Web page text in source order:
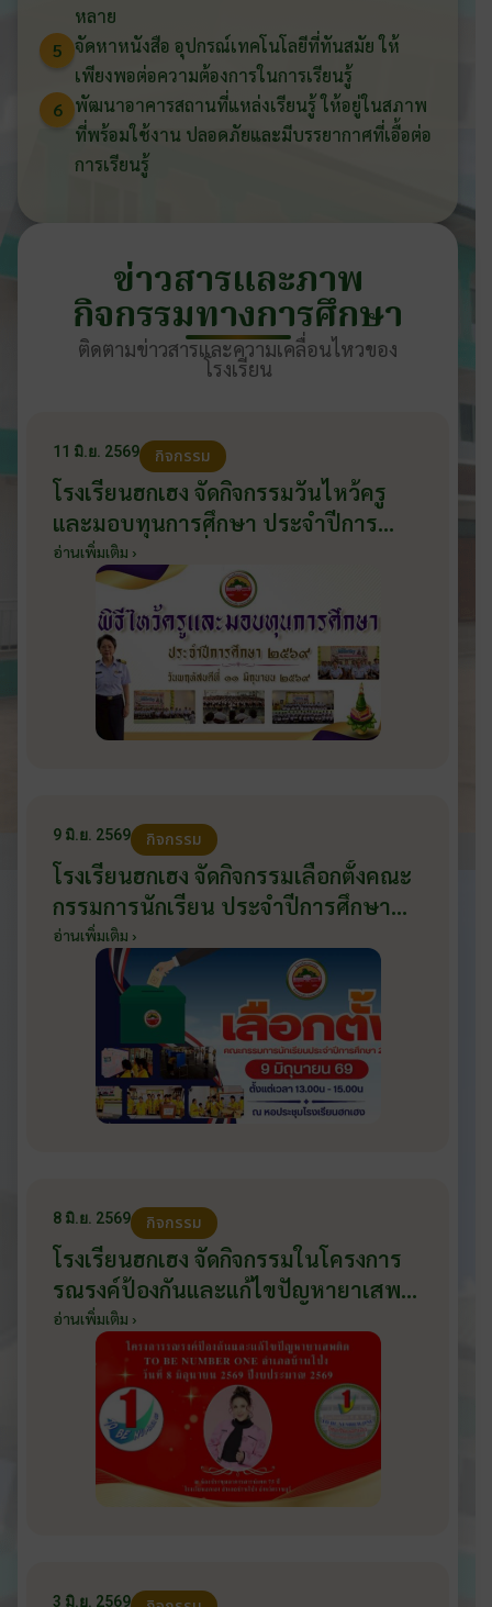
หลาย
5 จัดหาหนังสือ อุปกรณ์เทคโนโลยีที่ทันสมัย ให้
เพียงพอต่อความต้องการในการเรียนรู้
6 พัฒนาอาคารสถานที่แหล่งเรียนรู้ ให้อยู่ในสภาพ
ที่พร้อมใช้งาน ปลอดภัยและมีบรรยากาศที่เอื้อต่อ
การเรียนรู้
ข่าวสารและภาพ
กิจกรรมทางการศึกษา
ติดตามข่าวสารและความเคลื่อนไหวของ
โรงเรียน
11 มิ.ย. 2569 กิจกรรม
โรงเรียนฮกเฮง จัดกิจกรรมวันไหว้ครู
และมอบทุนการศึกษา ประจำปีการ
ศึกษา 2569 วันที่ 11 มิถุนายน 2569
อ่านเพิ่มเติม ›
9 มิ.ย. 2569 กิจกรรม
โรงเรียนฮกเฮง จัดกิจกรรมเลือกตั้งคณะ
กรรมการนักเรียน ประจำปีการศึกษา
2569 ส่งเสริมประชาธิปไตยในโรงเรียน
วันที่ 9 มิถุนายน 2569
อ่านเพิ่มเติม ›
8 มิ.ย. 2569 กิจกรรม
โรงเรียนฮกเฮง จัดกิจกรรมในโครงการ
รณรงค์ป้องกันและแก้ไขปัญหายาเสพ
ติด TO BE NUMBER ONE อำเภอ
บ้านโป่ง ปีงบประมาณ 2569 ให้กับ
นักเรียนแกนนำ ในวันที่ 8 มิถุนายน
2569
อ่านเพิ่มเติม ›
3 มิ.ย. 2569